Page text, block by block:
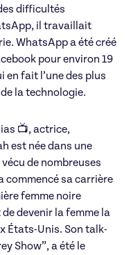
difficultés
il travaillait
WhatsApp a été créé
pour environ 19
en fait l’une des plus
la technologie.
📺, actrice,
est née dans une
de nombreuses
commencé sa carrière
femme noire
devenir la femme la
États-Unis. Son talk-
Show”, a été le